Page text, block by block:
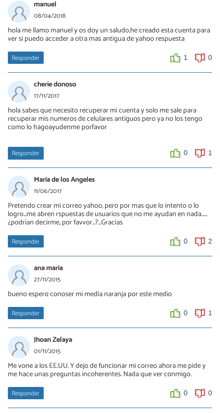
manuel
08/04/2018
hola me llamo manuel y os doy un saludo,he creado esta cuenta para
ver si puedo acceder a otra mas antigua de yahoo respuesta
Responder 1 0
cherie donoso
17/11/2017
hola sabes que necesito recuperar mi cuenta y solo me sale para
recuperar mis numeros de celulares antiguos pero ya no los tengo
como lo hagoayudenme porfavor
Responder 0 1
Maria de los Angeles
11/06/2017
Pretendo crear mi correo yahoo, pero por mas que lo intento o lo
logro...me abren rspuestas de usuarios que no me ayudan en nada......
¿podrían decirme, por favvor...?...Gracias
Responder 0 2
ana maria
27/11/2015
bueno espero conoser mi media naranja por este medio
Responder 0 1
Jhoan Zelaya
01/11/2015
Me vone a los EE.UU. Y dejo de funcionar mi correo ahora me pide y
me hace unas preguntas incoherentes. Nada que ver conmigo.
Responder 0 0